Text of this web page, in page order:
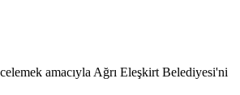
amacıyla Ağrı Eleşkirt Belediyesi'ni